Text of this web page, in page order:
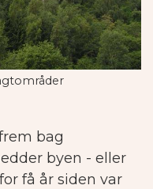
bag
byen - eller
få år siden var